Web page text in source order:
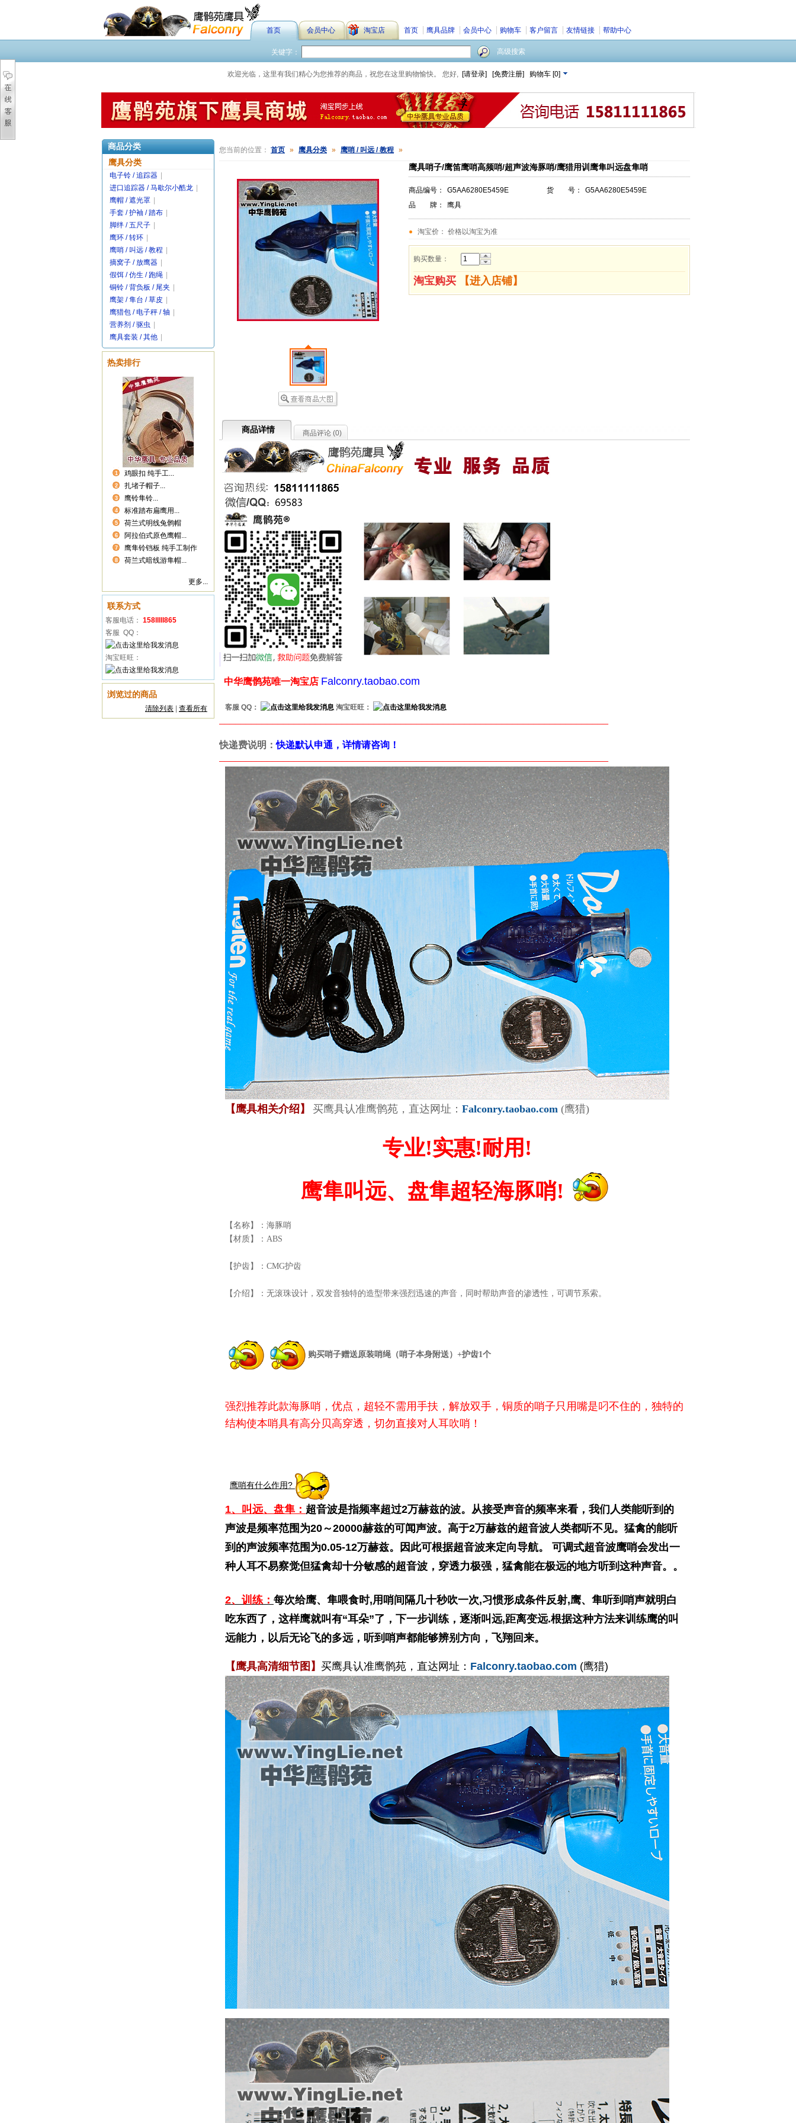
首页 会员中心 淘宝店 首页 鹰具品牌 会员中心 购物车 客户留言 友情链接 帮助中心
关键字： 高级搜索
欢迎光临，这里有我们精心为您推荐的商品，祝您在这里购物愉快。 您好, [请登录] [免费注册] 购物车 [0]
商品分类
鹰具分类
电子铃 / 追踪器
进口追踪器 / 马歇尔小酷龙
鹰帽 / 遮光罩
手套 / 护袖 / 踏布
脚绊 / 五尺子
鹰环 / 转环
鹰哨 / 叫远 / 教程
摘窝子 / 放鹰器
假饵 / 仿生 / 跑绳
铜铃 / 背负板 / 尾夹
鹰架 / 隼台 / 草皮
鹰猎包 / 电子秤 / 轴
营养剂 / 驱虫
鹰具套装 / 其他
热卖排行
1 鸡眼扣 纯手工...
2 扎堵子帽子...
3 鹰铃隼铃...
4 标准踏布扁鹰用...
5 荷兰式明线兔鹘帽
6 阿拉伯式原色鹰帽...
7 鹰隼铃铛板 纯手工制作
8 荷兰式暗线游隼帽...
更多...
联系方式
客服电话： 158lllll865
客服 QQ：
淘宝旺旺：
浏览过的商品
清除列表 查看所有
您当前的位置： 首页 » 鹰具分类 » 鹰哨 / 叫远 / 教程 »
鹰具哨子/鹰笛鹰哨高频哨/超声波海豚哨/鹰猎用训鹰隼叫远盘隼哨
商品编号： G5AA6280E5459E 货 号：
G5AA6280E5459E
品 牌：
鹰具
淘宝价： 价格以淘宝为准
购买数量：
淘宝购买 【进入店铺】
商品详情 商品评论 (0)
中华鹰鹘苑唯一淘宝店 Falconry.taobao.com
客服 QQ： 淘宝旺旺：
快递费说明：快递默认申通，详情请咨询！
【鹰具相关介绍】 买鹰具认准鹰鹘苑，直达网址： Falconry.taobao.com (鹰猎)
专业!实惠!耐用!
鹰隼叫远、盘隼超轻海豚哨!
【名称】：海豚哨
【材质】：ABS
【护齿】：CMG护齿
【介绍】：无滚珠设计，双发音独特的造型带来强烈迅速的声音，同时帮助声音的渗透性，可调节系索。
购买哨子赠送原装哨绳（哨子本身附送）+护齿1个
强烈推荐此款海豚哨，优点，超轻不需用手扶，解放双手，铜质的哨子只用嘴是叼不住的， 独特的
结构使本哨具有高分贝高穿透，切勿直接对人耳吹哨！
鹰哨有什么作用?
1、叫远、盘隼： 超音波是指频率超过2万赫兹的波。从接受声音的频率来看，我们人类能听到的
声波是频率范围为20～20000赫兹的可闻声波。高于2万赫兹的超音波人类都听不见。猛禽的能听
到的声波频率范围为0.05-12万赫兹。因此可根据超音波来定向导航。 可调式超音波鹰哨会发出一
种人耳不易察觉但猛禽却十分敏感的超音波，穿透力极强，猛禽能在极远的地方听到这种声音。。
2、训练： 每次给鹰、隼喂食时,用哨间隔几十秒吹一次,习惯形成条件反射,鹰、隼听到哨声就明白
吃东西了，这样鹰就叫有“耳朵”了，下一步训练，逐渐叫远,距离变远.根据这种方法来训练鹰的叫
远能力，以后无论飞的多远，听到哨声都能够辨别方向，飞翔回来。
【鹰具高清细节图】 买鹰具认准鹰鹘苑，直达网址： Falconry.taobao.com (鹰猎)